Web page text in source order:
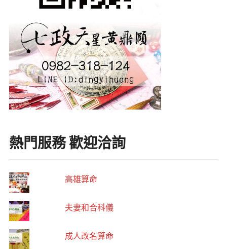
熱門服務 歡迎洽詢
高雄算命
夫妻和合科儀
成人改名算命